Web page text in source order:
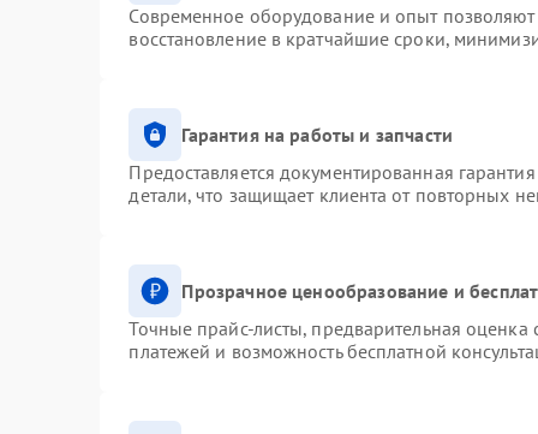
Современное оборудование и опыт позволяют
восстановление в кратчайшие сроки,
Гарантия на работы и запчасти
Предоставляется документированная
детали, что защищает клиента от повторных
Прозрачное ценообразование и
Точные прайс-листы, предварительная оценка
платежей и возможность бесплатной